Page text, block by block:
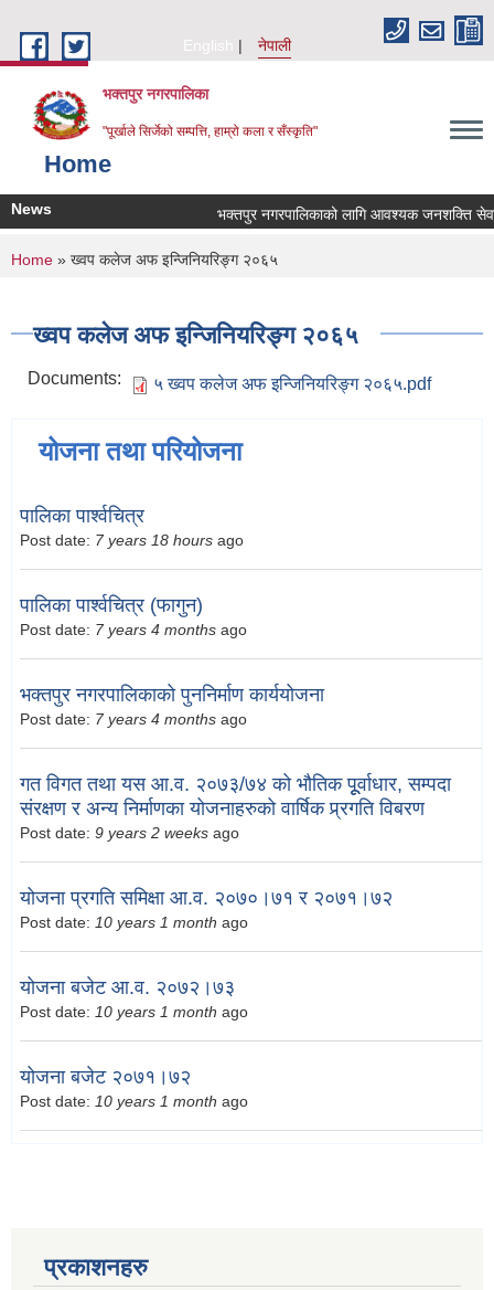
English
नेपाली
भक्तपुर नगरपालिका
"पूर्खाले सिर्जेको सम्पत्ति, हाम्रो कला र सँस्कृति"
Home
News भक्तपुर नगरपालिकाको लागि आवश्यक जनशक्ति सेवा
You are here
Home » ख्वप कलेज अफ इन्जिनियरिङ्ग २०६५
ख्वप कलेज अफ इन्जिनियरिङ्ग २०६५
Documents: ५ ख्वप कलेज अफ इन्जिनियरिङ्ग २०६५.pdf
योजना तथा परियोजना
पालिका पार्श्वचित्र
Post date: 7 years 18 hours ago
पालिका पार्श्वचित्र (फागुन)
Post date: 7 years 4 months ago
भक्तपुर नगरपालिकाको पुननिर्माण कार्ययोजना
Post date: 7 years 4 months ago
गत विगत तथा यस आ.व. २०७३/७४ को भौतिक पूूर्वाधार, सम्पदा
संरक्षण र अन्य निर्माणका योजनाहरुको वार्षिक प्र्रगति विबरण
Post date: 9 years 2 weeks ago
योजना प्रगति समिक्षा आ.व. २०७०।७१ र २०७१।७२
Post date: 10 years 1 month ago
योजना बजेट आ.व. २०७२।७३
Post date: 10 years 1 month ago
योजना बजेट २०७१।७२
Post date: 10 years 1 month ago
प्रकाशनहरु